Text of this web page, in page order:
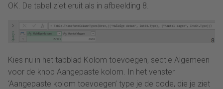
OK. De tabel ziet eruit als in afbeelding 8.
Kies nu in het tabblad Kolom toevoegen, sectie Algemeen
voor de knop Aangepaste kolom. In het venster
‘Aangepaste kolom toevoegen’ type je de code, die je ziet